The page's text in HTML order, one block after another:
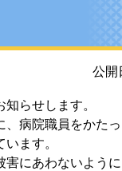
公開
らせします。
、病院職員をかた
ます。
害にあわないよう